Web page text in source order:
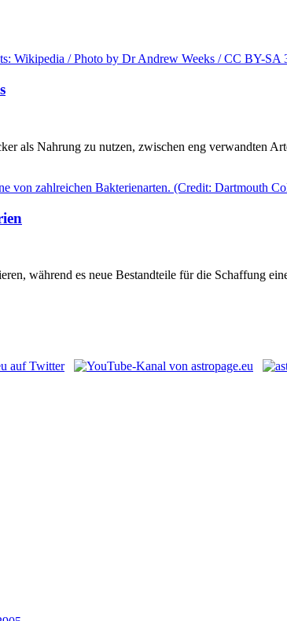
als Nahrung zu nutzen, zwischen eng verwandten
während es neue Bestandteile für die Schaffung